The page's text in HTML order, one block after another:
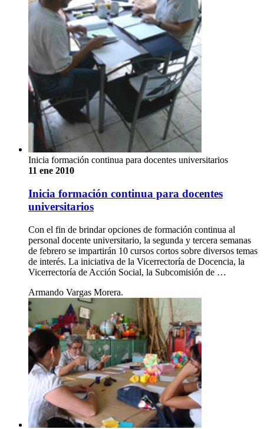
Inicia formación continua para docentes universitarios
11 ene 2010
Inicia formación continua para docentes
universitarios
Con el fin de brindar opciones de formación continua al
personal docente universitario, la segunda y tercera semanas
de febrero se impartirán 10 cursos cortos sobre diversos temas
de interés. La iniciativa de la Vicerrectoría de Docencia, la
Vicerrectoría de Acción Social, la Subcomisión de …
Armando Vargas Morera.